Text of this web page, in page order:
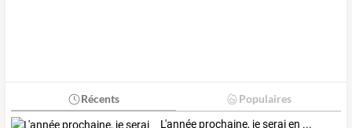
Récents Populaires
L'année prochaine, je serai en ...